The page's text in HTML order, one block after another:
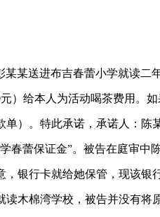
某送进布吉春蕾小学就读
）给本人为活动喝茶费用。
）。特此承诺，承诺人：陈
春蕾保证金”。被告在庭审
银行卡就给她保管，现该银
木棉湾学校，被告并没有